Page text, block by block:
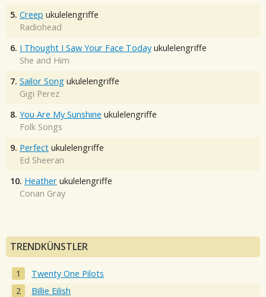
5. Creep ukulelengriffe
Radiohead
6. I Thought I Saw Your Face Today ukulelengriffe
She and Him
7. Sailor Song ukulelengriffe
Gigi Perez
8. You Are My Sunshine ukulelengriffe
Folk Songs
9. Perfect ukulelengriffe
Ed Sheeran
10. Heather ukulelengriffe
Conan Gray
TRENDKÜNSTLER
Twenty One Pilots
Billie Eilish